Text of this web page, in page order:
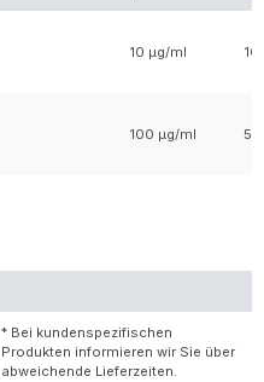
10 µg/ml 10
100 µg/ml 5
* Bei kundenspezifischen
Produkten informieren wir Sie über
abweichende Lieferzeiten.